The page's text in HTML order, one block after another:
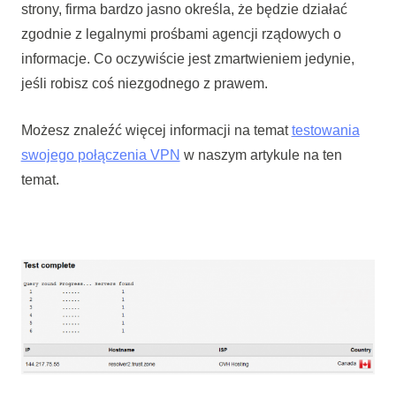
strony, firma bardzo jasno określa, że będzie działać
zgodnie z legalnymi prośbami agencji rządowych o
informacje. Co oczywiście jest zmartwieniem jedynie,
jeśli robisz coś niezgodnego z prawem.
Możesz znaleźć więcej informacji na temattestowania
swojego połączenia VPN w naszym artykule na ten
temat.